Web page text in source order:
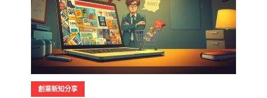
創業新知分享